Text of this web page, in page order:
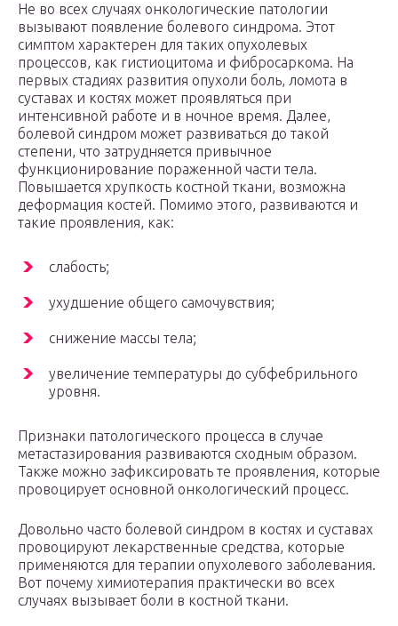
Не во всех случаях онкологические патологии
вызывают появление болевого синдрома. Этот
симптом характерен для таких опухолевых
процессов, как гистиоцитома и фибросаркома. На
первых стадиях развития опухоли боль, ломота в
суставах и костях может проявляться при
интенсивной работе и в ночное время. Далее,
болевой синдром может развиваться до такой
степени, что затрудняется привычное
функционирование пораженной части тела.
Повышается хрупкость костной ткани, возможна
деформация костей. Помимо этого, развиваются и
такие проявления, как:
слабость;
ухудшение общего самочувствия;
снижение массы тела;
увеличение температуры до субфебрильного
уровня.
Признаки патологического процесса в случае
метастазирования развиваются сходным образом.
Также можно зафиксировать те проявления, которые
провоцирует основной онкологический процесс.
Довольно часто болевой синдром в костях и суставах
провоцируют лекарственные средства, которые
применяются для терапии опухолевого заболевания.
Вот почему химиотерапия практически во всех
случаях вызывает боли в костной ткани.